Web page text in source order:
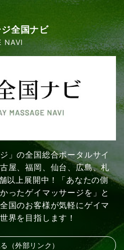
全国ナビ
NAVI
」の全国総合ポータルサイ
屋、福岡、仙台、広島、札
以上展開中！「あなたの側
ったゲイマッサージを」と
国のお客様が気軽にゲイマ
界を目指します！
（外部リンク）